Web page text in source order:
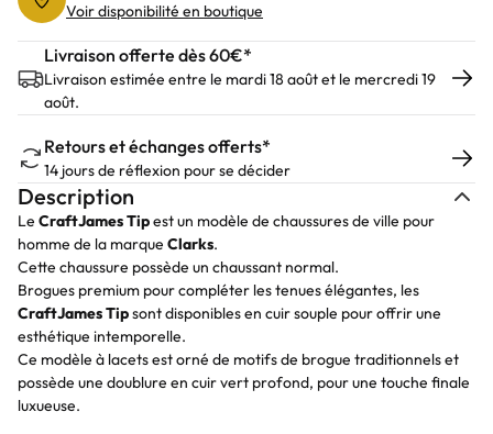
Voir disponibilité en boutique
Livraison offerte dès 60€*
Livraison estimée entre le mardi 18 août et le mercredi 19
août.
Retours et échanges offerts*
14 jours de réflexion pour se décider
Description
Le CraftJames Tipest un modèle de chaussures de ville pour
homme de la marque Clarks.
Cette chaussure possède un chaussant normal.
Brogues premium pour compléter les tenues élégantes, les
CraftJames Tipsont disponibles en cuir souple pour offrir une
esthétique intemporelle.
Ce modèle à lacets est orné de motifs de brogue traditionnels et
possède une doublure en cuir vert profond, pour une touche finale
luxueuse.